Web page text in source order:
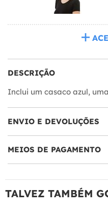
DESCRIÇÃO
Inclui um casaco azul,
ENVIO E DEVOLUÇÕES
MEIOS DE PAGAMENTO
TALVEZ TAMBÉM